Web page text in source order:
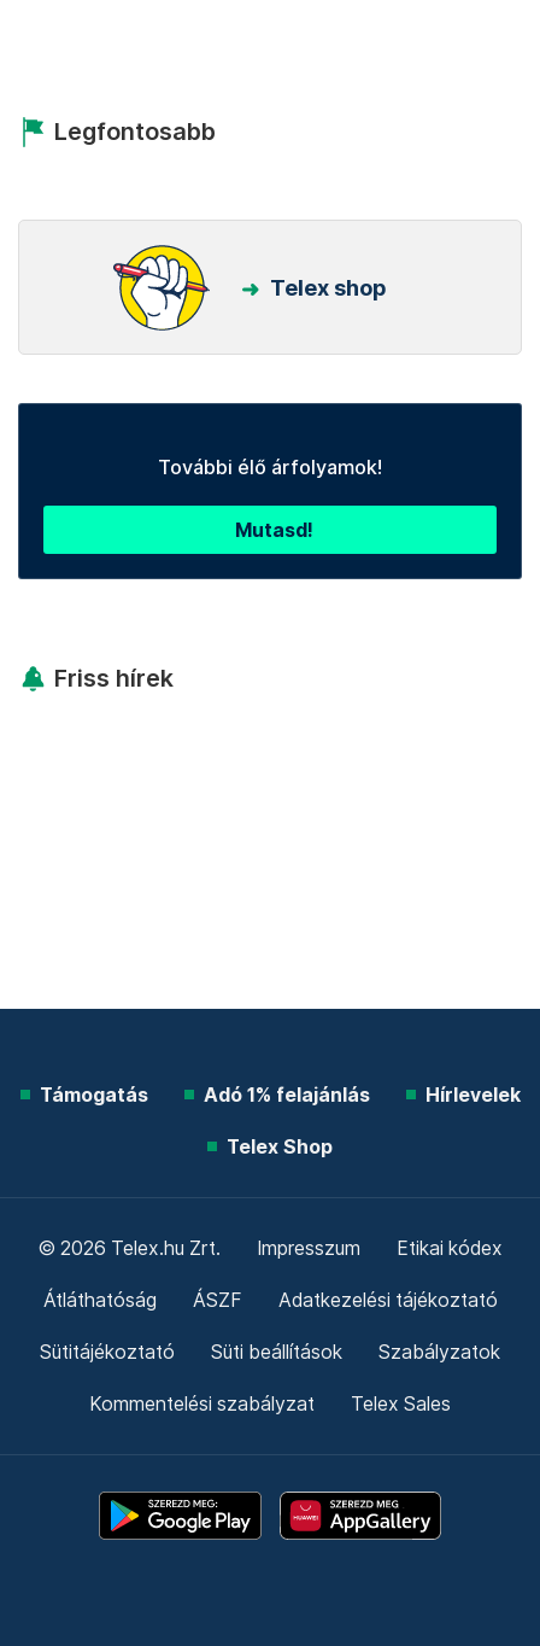
Legfontosabb
Telex shop
További élő árfolyamok!
Mutasd!
Friss hírek
Támogatás Adó 1% felajánlás Hírlevelek
Telex Shop
© 2026 Telex.hu Zrt. Impresszum Etikai kódex
Átláthatóság ÁSZF Adatkezelési tájékoztató
Sütitájékoztató Süti beállítások Szabályzatok
Kommentelési szabályzat Telex Sales